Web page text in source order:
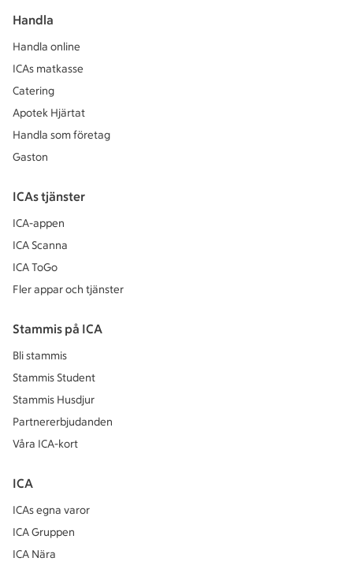
Handla
Handla online
ICAs matkasse
Catering
Apotek Hjärtat
Handla som företag
Gaston
ICAs tjänster
ICA-appen
ICA Scanna
ICA ToGo
Fler appar och tjänster
Stammis på ICA
Bli stammis
Stammis Student
Stammis Husdjur
Partnererbjudanden
Våra ICA-kort
ICA
ICAs egna varor
ICA Gruppen
ICA Nära